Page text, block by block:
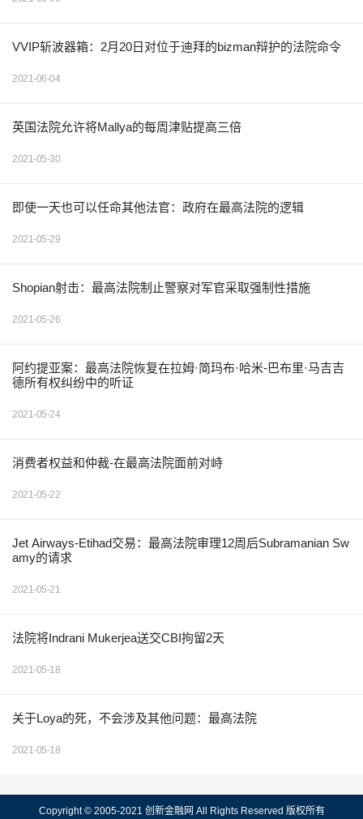
VVIP斩波器箱：2月20日对位于迪拜的bizman辩护的法院命令
2021-06-04
英国法院允许将Mallya的每周津贴提高三倍
2021-05-30
即使一天也可以任命其他法官：政府在最高法院的逻辑
2021-05-29
Shopian射击：最高法院制止警察对军官采取强制性措施
2021-05-26
阿约提亚案：最高法院恢复在拉姆·简玛布·哈米-巴布里·马吉吉
德所有权纠纷中的听证
2021-05-24
消费者权益和仲裁-在最高法院面前对峙
2021-05-22
Jet Airways-Etihad交易：最高法院审理12周后Subramanian Sw
amy的请求
2021-05-21
法院将Indrani Mukerjea送交CBI拘留2天
2021-05-18
关于Loya的死，不会涉及其他问题：最高法院
2021-05-18
Copyright © 2005-2021 创新金融网 All Rights Reserved 版权所有